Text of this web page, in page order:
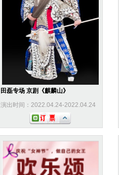
田磊专场 京剧《麒麟山》
演出时间：2022.04.24-2022.04.24